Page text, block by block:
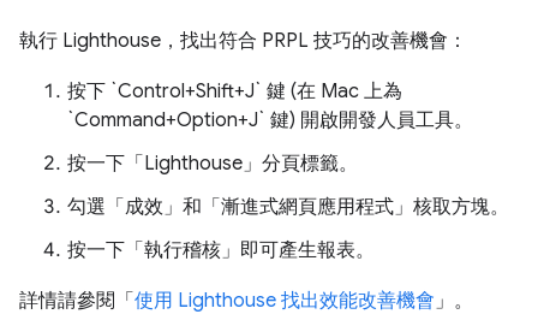
執行 Lighthouse，找出符合 PRPL 技巧的改善機會：
按下 `Control+Shift+J` 鍵 (在 Mac 上為
`Command+Option+J` 鍵) 開啟開發人員工具。
按一下「Lighthouse」 分頁標籤。
勾選「成效」 和「漸進式網頁應用程式」 核取方塊。
按一下「執行稽核」 即可產生報表。
詳情請參閱「 使用 Lighthouse 找出效能改善機會」。